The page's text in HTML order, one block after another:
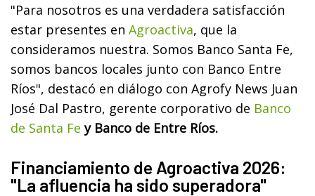
"Para nosotros es una verdadera satisfacción
estar presentes en Agroactiva, que la
consideramos nuestra. Somos Banco Santa Fe,
somos bancos locales junto con Banco Entre
Ríos", destacó en diálogo con Agrofy News Juan
José Dal Pastro, gerente corporativo de Banco
de Santa Fe y Banco de Entre Ríos.
Financiamiento de Agroactiva 2026:
"La afluencia ha sido superadora"